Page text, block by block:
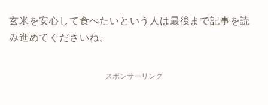
玄米を安心して食べたいという人は最後まで記事を読
み進めてくださいね。
スポンサーリンク